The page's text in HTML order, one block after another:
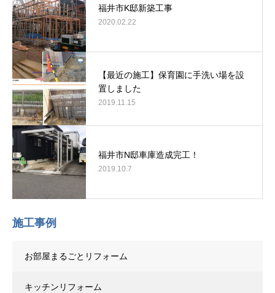
福井市K邸新築工事
2020.02.22
【最近の施工】保育園に手洗い場を設
置しました
2019.11.15
福井市N邸車庫造成完工！
2019.10.7
施工事例
お部屋まるごとリフォーム
キッチンリフォーム